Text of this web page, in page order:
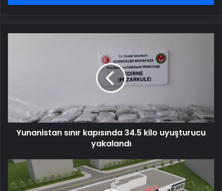
Yunanistan sınır kapısında 34.5 kilo uyuşturucu
yakalandı
Güneydoğu’nun
üssü: